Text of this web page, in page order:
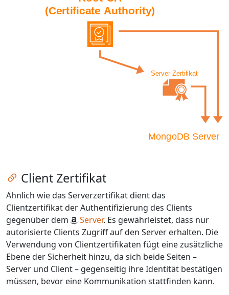
Zum Kapitel springen
Client Zertifikat
Ähnlich wie das Serverzertifikat dient das
Clientzertifikat der Authentifizierung des Clients
gegenüber dem
Server. Es gewährleistet, dass nur
autorisierte Clients Zugriff auf den Server erhalten. Die
Verwendung von Clientzertifikaten fügt eine zusätzliche
Ebene der Sicherheit hinzu, da sich beide Seiten –
Server und Client – gegenseitig ihre Identität bestätigen
müssen, bevor eine Kommunikation stattfinden kann.